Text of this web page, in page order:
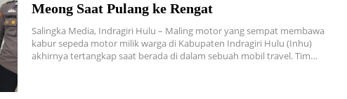
Meong Saat Pulang ke Rengat
Salingka Media, Indragiri Hulu – Maling motor yang sempat membawa
kabur sepeda motor milik warga di Kabupaten Indragiri Hulu (Inhu)
akhirnya tertangkap saat berada di dalam sebuah mobil travel. Tim…